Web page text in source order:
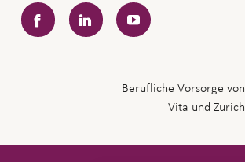
FacebookLinkedInYouTube
Berufliche Vorsorge von
Vita und Zurich